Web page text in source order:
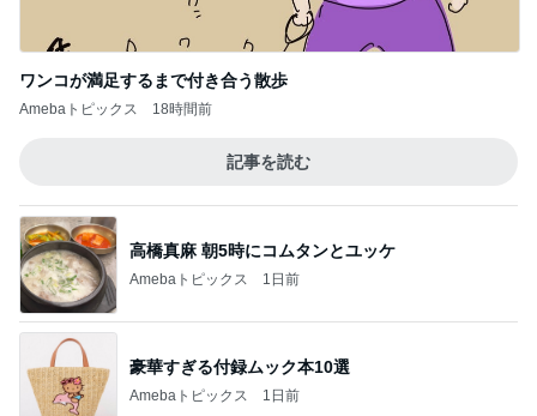
ワンコが満足するまで付き合う散歩
Amebaトピックス 18時間前
記事を読む
高橋真麻 朝5時にコムタンとユッケ
Amebaトピックス 1日前
豪華すぎる付録ムック本10選
Amebaトピックス 1日前